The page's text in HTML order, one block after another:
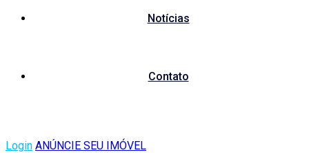
Notícias
Contato
Login ANÚNCIE SEU IMÓVEL